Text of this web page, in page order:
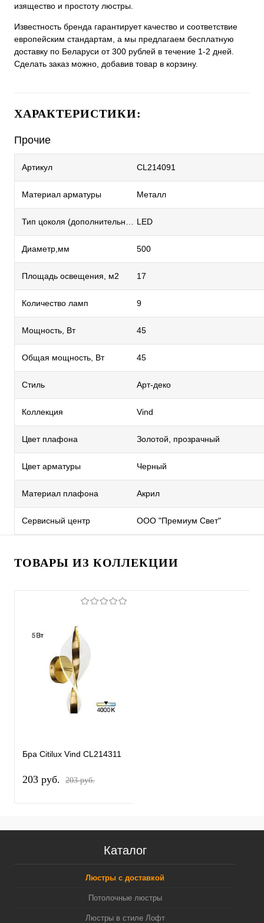
изящество и простоту люстры.
Известность бренда гарантирует качество и соответствие
европейским стандартам, а мы предлагаем бесплатную
доставку по Беларуси от 300 рублей в течение 1-2 дней.
Сделать заказ можно, добавив товар в корзину.
ХАРАКТЕРИСТИКИ:
Прочие
Артикул CL214091
Материал арматуры Металл
LED
Диаметр,мм 500
Площадь освещения, м2 17
Количество ламп 9
Мощность, Вт 45
Общая мощность, Вт 45
Стиль Арт-деко
Коллекция Vind
Цвет плафона Золотой, прозрачный
Цвет арматуры Черный
Материал плафона Акрил
Сервисный центр ООО "Премиум Свет"
ТОВАРЫ ИЗ КОЛЛЕКЦИИ
Бра Citilux Vind CL214311
203 pуб. 203 pуб.
Каталог
Люстры с доставкой
Потолочные люстры
Люстры в стиле Лофт